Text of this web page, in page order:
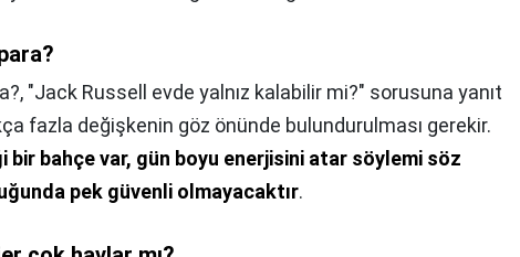
"Jack Russell evde yalnız kalabilir mi?" sorusuna yanıt
fazla değişkenin göz önünde bulundurulması gerekir.
bir bahçe var, gün boyu enerjisini atar söylemi söz
pek güvenli olmayacaktır.